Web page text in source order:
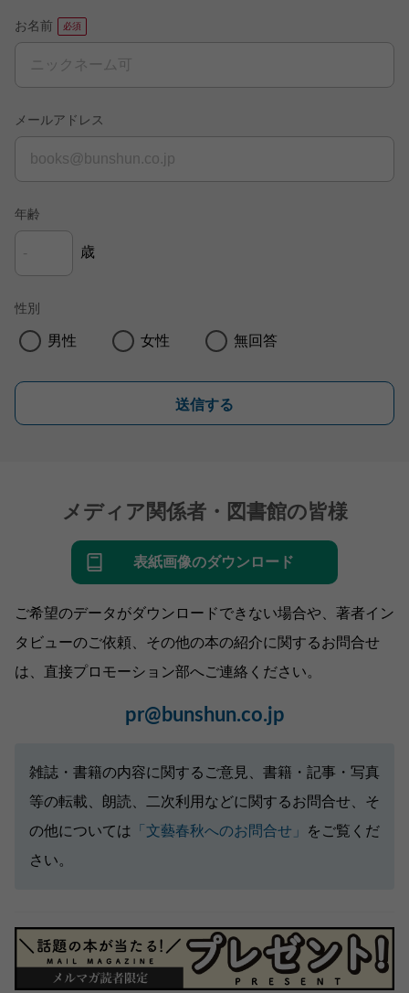
お名前
メールアドレス
年齢
歳
性別
男性 女性 無回答
送信する
メディア関係者・図書館の皆様
表紙画像のダウンロード
ご希望のデータがダウンロードできない場合や、著者イン
タビューのご依頼、その他の本の紹介に関するお問合せ
は、直接プロモーション部へご連絡ください。
pr@bunshun.co.jp
雑誌・書籍の内容に関するご意見、書籍・記事・写真
等の転載、朗読、二次利用などに関するお問合せ、そ
の他については 「文藝春秋へのお問合せ」
をご覧くだ
さい。